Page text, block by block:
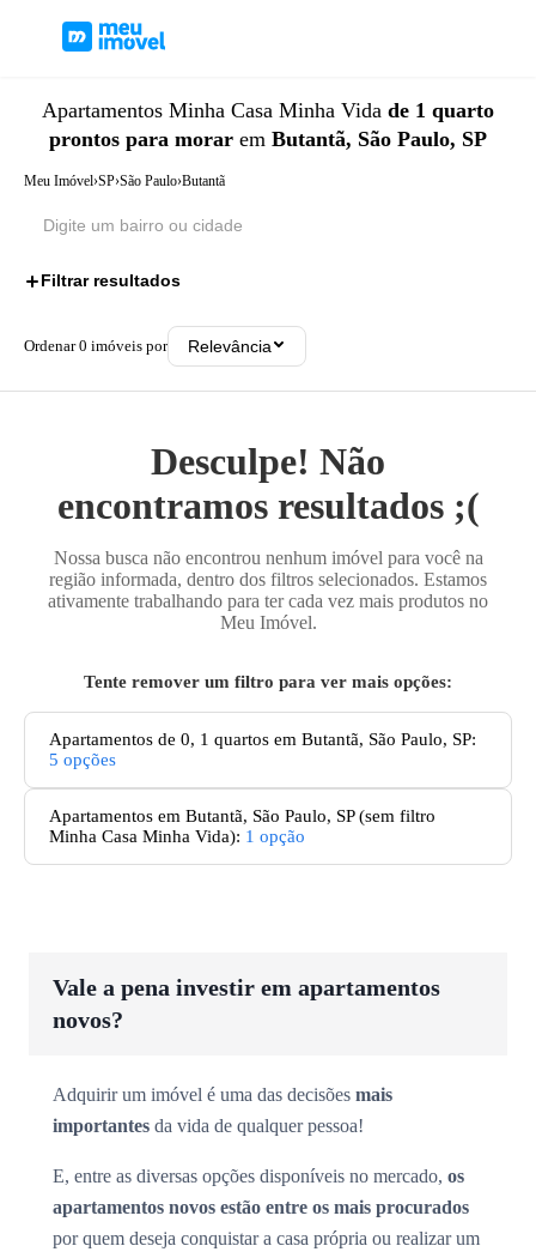
Apartamentos Minha Casa Minha Vida de 1 quarto
prontos para morar em Butantã, São Paulo, SP
Meu Imóvel›SP›São Paulo›Butantã
Filtrar resultados
Ordenar0 imóveis por Relevância
Desculpe! Não
encontramos resultados ;(
Nossa busca não encontrou nenhum imóvel para você na
região informada, dentro dos filtros selecionados. Estamos
ativamente trabalhando para ter cada vez mais produtos no
Meu Imóvel.
Tente remover um filtro para ver mais opções:
Apartamentos de 0, 1 quartos em Butantã, São Paulo, SP:
5 opções
Apartamentos em Butantã, São Paulo, SP(sem filtro
Minha Casa Minha Vida): 1 opção
Vale a pena investir em apartamentos
novos?
Adquirir um imóvel é uma das decisões mais
importantes da vida de qualquer pessoa!
E, entre as diversas opções disponíveis no mercado, os
apartamentos novos estão entre os mais procurados
por quem deseja conquistar a casa própria ou realizar um